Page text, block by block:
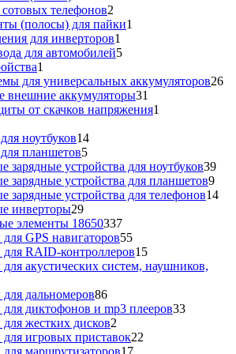
товаров
телефонов2
товара
(полосы) для пайки1
для инверторов1
товар
для автомобилей55
1
товар
для универсальных аккумуляторов2626
внешние аккумуляторы31
товар
от скачков напряжения1
ноутбуков1414
планшетов55
товаров
зарядные устройства для ноутбуков3939
зарядные устройства для планшетов99
зарядные устройства для телефонов1414
инверторы2929
товаров
элементы 18650337337
товаров
GPS навигаторов5555
товаров
RAID-контроллеров1515
товаров
акустических систем, наушников,
дальномеров8686
товаров
диктофонов и mp3 плееров3333
жестких дисков2
товара
игровых приставок22
17